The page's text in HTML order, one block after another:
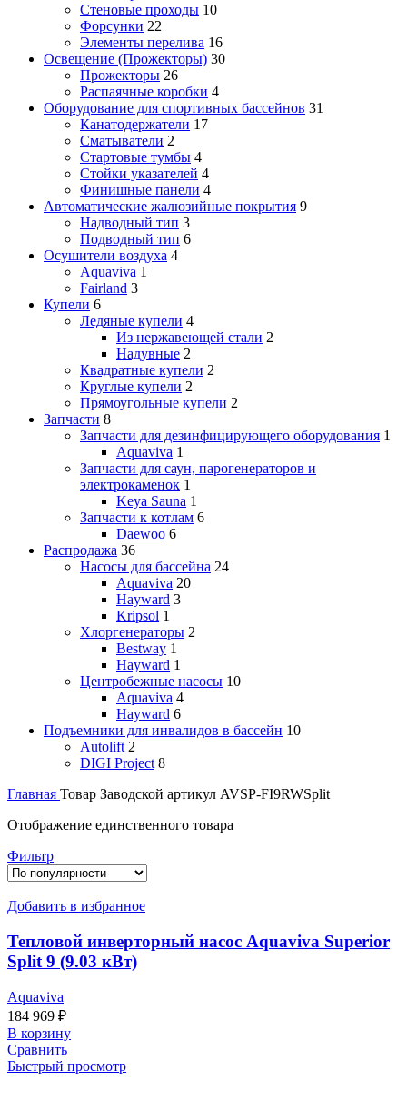
Стеновые проходы 10
Форсунки 22
Элементы перелива 16
Освещение (Прожекторы) 30
Прожекторы 26
Распаячные коробки 4
Оборудование для спортивных бассейнов 31
Канатодержатели 17
Сматыватели 2
Стартовые тумбы 4
Стойки указателей 4
Финишные панели 4
Автоматические жалюзийные покрытия 9
Надводный тип 3
Подводный тип 6
Осушители воздуха 4
Aquaviva 1
Fairland 3
Купели 6
Ледяные купели 4
Из нержавеющей стали 2
Надувные 2
Квадратные купели 2
Круглые купели 2
Прямоугольные купели 2
Запчасти 8
Запчасти для дезинфицирующего оборудования 1
Aquaviva 1
Запчасти для саун, парогенераторов и
электрокаменок 1
Keya Sauna 1
Запчасти к котлам 6
Daewoo 6
Распродажа 36
Насосы для бассейна 24
Aquaviva 20
Hayward 3
Kripsol 1
Хлоргенераторы 2
Bestway 1
Hayward 1
Центробежные насосы 10
Aquaviva 4
Hayward 6
Подъемники для инвалидов в бассейн 10
Autolift 2
DIGI Project 8
Главная Товар Заводской артикул AVSP-FI9RWSplit
Отображение единственного товара
Фильтр
Добавить в избранное
Тепловой инверторный насос Aquaviva Superior
Split 9 (9.03 кВт)
Aquaviva
184 969 ₽
В корзину
Сравнить
Быстрый просмотр